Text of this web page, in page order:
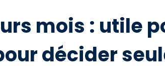
mois : utile
décider